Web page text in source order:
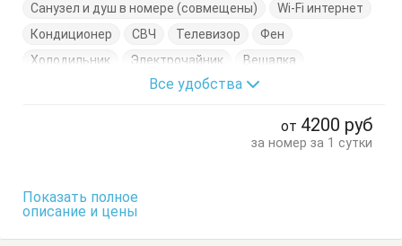
Санузел и душ в номере (совмещены)
Wi-Fi интернет
Кондиционер
СВЧ Телевизор
Фен
Холодильник
Электрочайник
Вешалка
Журнальный столик
Пуфик Стол
Стулья
Все удобства
от 4200 руб
за номер за 1 сутки
Показать полное
описание и цены